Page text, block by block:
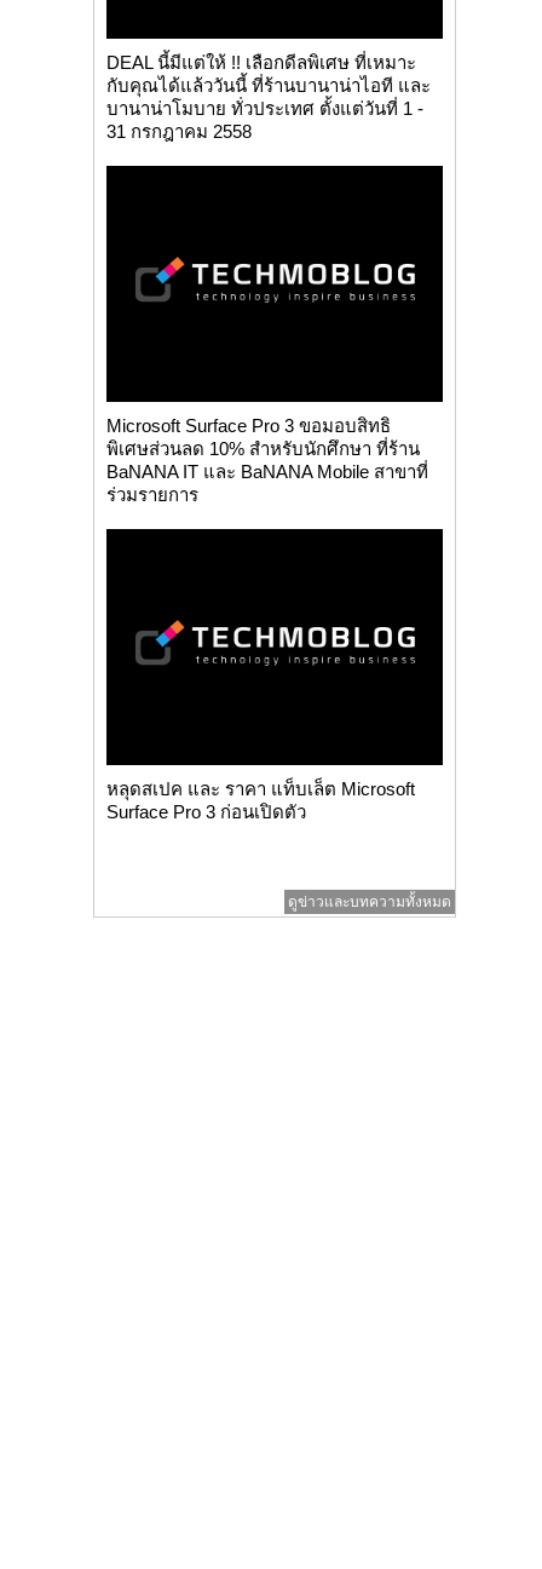
DEAL นี้มีแต่ให้ !! เลือกดีลพิเศษ ที่เหมาะ
กับคุณได้แล้ววันนี้ ที่ร้านบานาน่าไอที และ
บานาน่าโมบาย ทั่วประเทศ ตั้งแต่วันที่ 1 -
31 กรกฎาคม 2558
Microsoft Surface Pro 3 ขอมอบสิทธิ
พิเศษส่วนลด 10% สำหรับนักศึกษา ที่ร้าน
BaNANA IT และ BaNANA Mobile สาขาที่
ร่วมรายการ
หลุดสเปค และ ราคา แท็บเล็ต Microsoft
Surface Pro 3 ก่อนเปิดตัว
ดูข่าวและบทความทั้งหมด